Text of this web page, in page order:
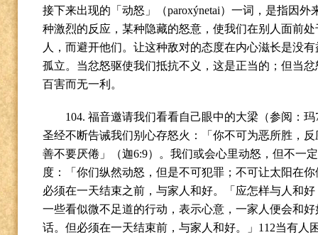
接下来出现的「动怒」（paroxýnetai）一词，是指因外
种激烈的反应，某种隐藏的怒意，使我们在别人面前
人，而避开他们。让这种敌对的态度在内心滋长是没
孤立。当忿怒驱使我们抵抗不义，这是正当的；但当
百害而无一利。
104.福音邀请我们看看自己眼中的大梁（参阅：玛
圣经不断告诫我们别心存怒火：「你不可为恶所胜，
善不要厌倦」（迦6:9）。我们或会心里动怒，但不一
度：「你们纵然动怒，但是不可犯罪；不可让太阳在
必须在一天结束之前，与家人和好。「应怎样与人和
一些看似微不足道的行动，表示心意，一家人便会和
话。但必须在一天结束前，与家人和好。」 112当有人